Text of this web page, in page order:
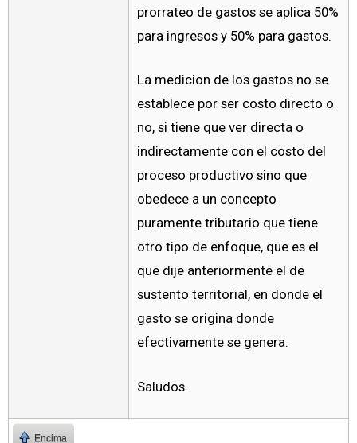
prorrateo de gastos se aplica 50%
para ingresos y 50% para gastos.
La medicion de los gastos no se
establece por ser costo directo o
no, si tiene que ver directa o
indirectamente con el costo del
proceso productivo sino que
obedece a un concepto
puramente tributario que tiene
otro tipo de enfoque, que es el
que dije anteriormente el de
sustento territorial, en donde el
gasto se origina donde
efectivamente se genera.
Saludos.
Encima